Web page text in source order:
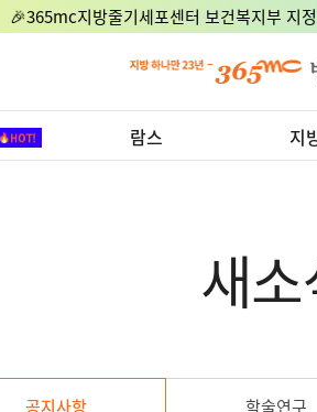
🎉365mc지방줄기세포센터 보건복지부 지
람스 지
새소
공지사항 학술연구